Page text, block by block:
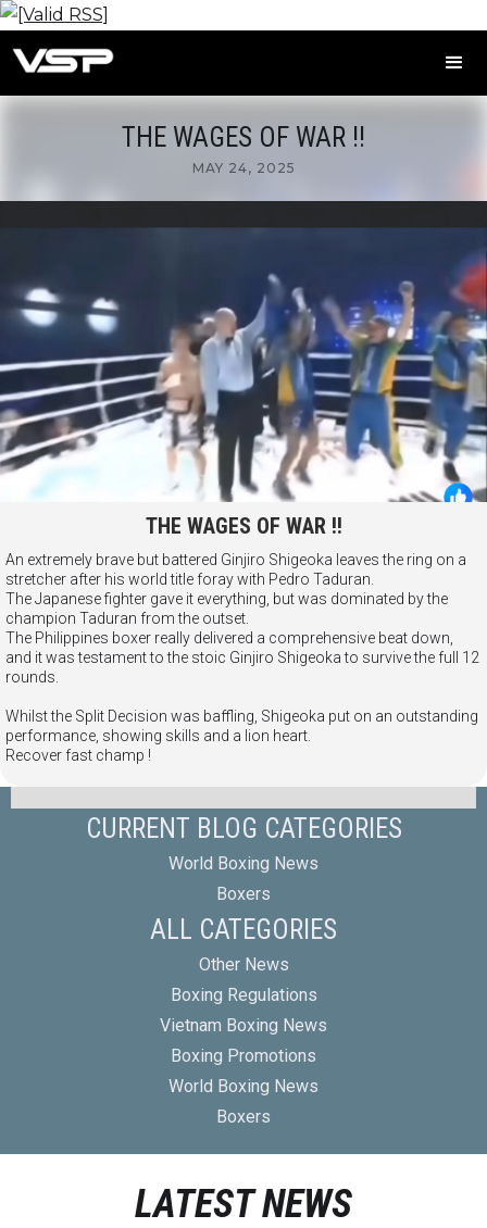
THE WAGES OF WAR !!
MAY 24, 2025
THE WAGES OF WAR !!
An extremely brave but battered Ginjiro Shigeoka leaves the ring on a
stretcher after his world title foray with Pedro Taduran.
The Japanese fighter gave it everything, but was dominated by the
champion Taduran from the outset.
The Philippines boxer really delivered a comprehensive beat down,
and it was testament to the stoic Ginjiro Shigeoka to survive the full 12
rounds.
Whilst the Split Decision was baffling, Shigeoka put on an outstanding
performance, showing skills and a lion heart.
Recover fast champ !
CURRENT BLOG CATEGORIES
World Boxing News
Boxers
ALL CATEGORIES
Other News
Boxing Regulations
Vietnam Boxing News
Boxing Promotions
World Boxing News
Boxers
LATEST NEWS